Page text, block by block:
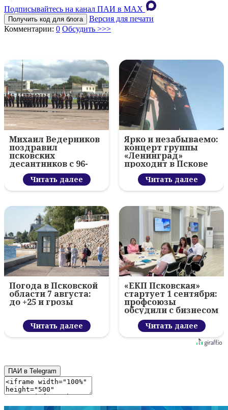
Подписывайтесь на канал ПАИ в MAХ
Получить код для блога
Версия для печати
Комментарии: 0 Обсудить >>>
Михаил Ведерников
поздравил
псковских
десантников с 96-
летием ВДВ и
вручил награды
Читать далее
Ярко и незабываемо:
концерт группы
«Ленинград»
проходит в Пскове
Читать далее
Погода в Псковской
области 7 августа:
до +25 и грозы
Читать далее
«ЕКП Псковская»
стартует 1 сентября:
профсоюзы
обсудили с бизнесом
новый цифровой
проектЧитать далее
ПАИ в Telegram